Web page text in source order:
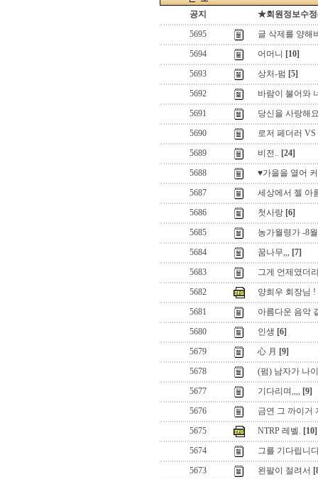
공지
★회원정보수
5695
글 삭제를 양해
5694
어머니
[10]
5693
상처-펌 [5]
5692
바람이 불어와
5691
당신을 사랑해
5690
로저 페더러
5689
비전.. [24]
5688
♥가을을 열어
5687
세상에서 젤 아
5686
첫사랑 [6]
5685
농가월령가 -8월
5684
꿈나무,,, [7]
5683
그게 언제였더
5682
양희우 회장님 !
5681
아름다운 음악
5680
인생 [6]
5679
心 月 [9]
5678
(펌) 남자가 나
5677
기다리며,,,, [9]
5676
금연 그 까이거
5675
NTRP 레벨. [10]
5674
그를 기다립니
5673
왼팔이 절려서